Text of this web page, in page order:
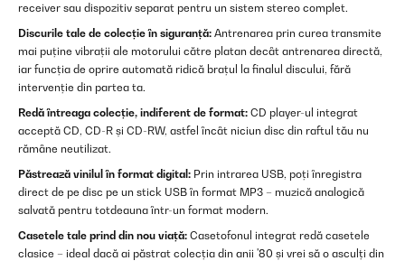
receiver sau dispozitiv separat pentru un sistem stereo complet.
Discurile tale de colecție în siguranță: Antrenarea prin curea transmite
mai puține vibrații ale motorului către platan decât antrenarea directă,
iar funcția de oprire automată ridică brațul la finalul discului, fără
intervenție din partea ta.
Redă întreaga colecție, indiferent de format: CD player-ul integrat
acceptă CD, CD-R și CD-RW, astfel încât niciun disc din raftul tău nu
rămâne neutilizat.
Păstrează vinilul în format digital: Prin intrarea USB, poți înregistra
direct de pe disc pe un stick USB în format MP3 – muzică analogică
salvată pentru totdeauna într-un format modern.
Casetele tale prind din nou viață: Casetofonul integrat redă casetele
clasice – ideal dacă ai păstrat colecția din anii '80 și vrei să o asculți din